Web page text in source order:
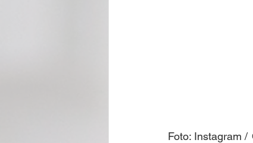
Foto: Instagram /